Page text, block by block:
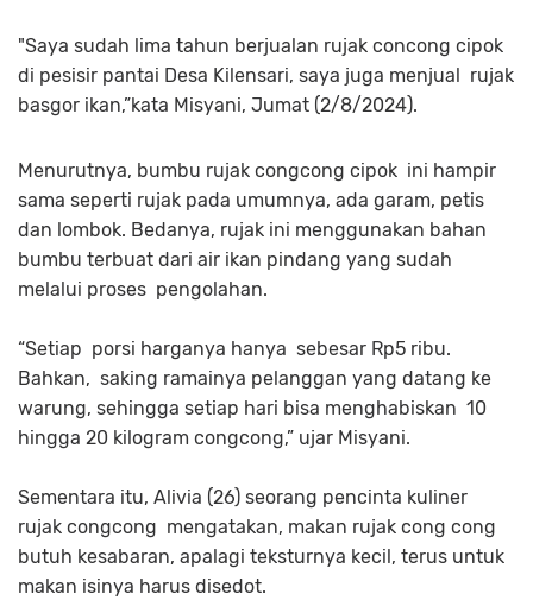
"Saya sudah lima tahun berjualan rujak concong cipok
di pesisir pantai Desa Kilensari, saya juga menjual rujak
basgor ikan,”kata Misyani, Jumat (2/8/2024).
Menurutnya, bumbu rujak congcong cipok ini hampir
sama seperti rujak pada umumnya, ada garam, petis
dan lombok. Bedanya, rujak ini menggunakan bahan
bumbu terbuat dari air ikan pindang yang sudah
melalui proses pengolahan.
“Setiap porsi harganya hanya sebesar Rp5 ribu.
Bahkan, saking ramainya pelanggan yang datang ke
warung, sehingga setiap hari bisa menghabiskan 10
hingga 20 kilogram congcong,” ujar Misyani.
Sementara itu, Alivia (26) seorang pencinta kuliner
rujak congcong mengatakan, makan rujak cong cong
butuh kesabaran, apalagi teksturnya kecil, terus untuk
makan isinya harus disedot.